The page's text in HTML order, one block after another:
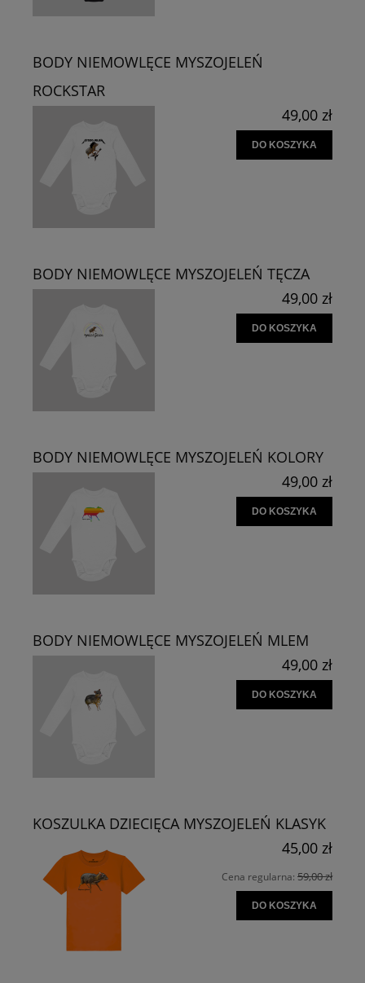
BODY NIEMOWLĘCE MYSZOJELEŃ
ROCKSTAR
49,00 zł
DO KOSZYKA
BODY NIEMOWLĘCE MYSZOJELEŃ TĘCZA
49,00 zł
DO KOSZYKA
BODY NIEMOWLĘCE MYSZOJELEŃ KOLORY
49,00 zł
DO KOSZYKA
BODY NIEMOWLĘCE MYSZOJELEŃ MLEM
49,00 zł
DO KOSZYKA
KOSZULKA DZIECIĘCA MYSZOJELEŃ KLASYK
45,00 zł
Cena regularna: 59,00 zł
DO KOSZYKA